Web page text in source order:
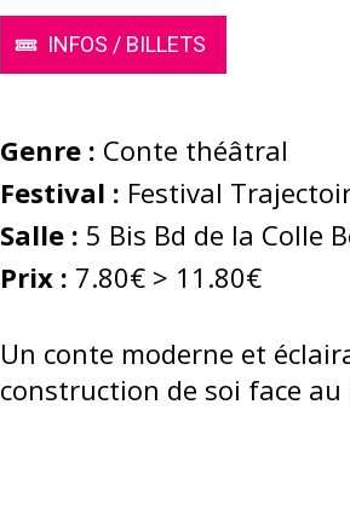
INFOS / BILLETS
Genre : Conte théâtral
Festival : Festival
Salle : 5 Bis Bd de la Colle
Prix : 7.80€ > 11.80€
Un conte moderne et
construction de soi face au